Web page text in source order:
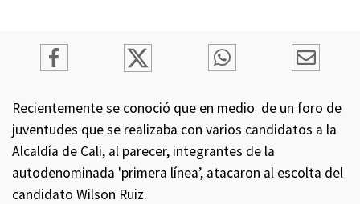
Recientemente se conoció que en medio de un foro de
juventudes que se realizaba con varios candidatos a la
Alcaldía de Cali, al parecer, integrantes de la
autodenominada 'primera línea’, atacaron al escolta del
candidato Wilson Ruiz.